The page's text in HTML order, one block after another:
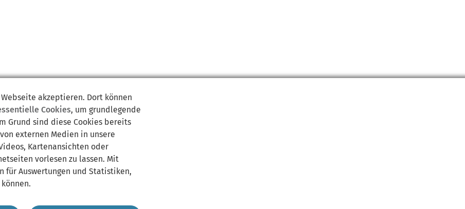
akzeptieren. Dort können
Cookies, um grundlegende
Grund sind diese Cookies bereits
externen Medien in unsere
Kartenansichten oder
vorlesen zu lassen. Mit
für Auswertungen und Statistiken,